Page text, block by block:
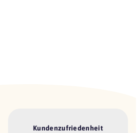
Kundenzufriedenheit